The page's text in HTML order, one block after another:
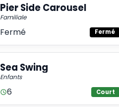
Pier Side Carousel
Familiale
Fermé Fermé
Sea Swing
Enfants
6 Court